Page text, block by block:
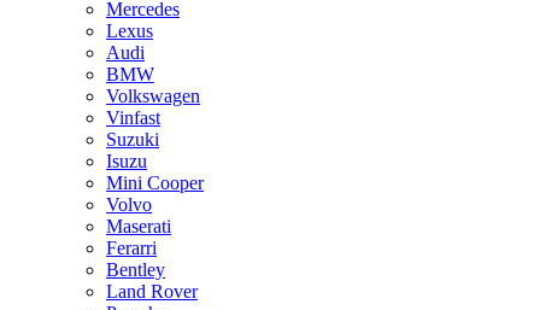
Mercedes
Lexus
Audi
BMW
Volkswagen
Vinfast
Suzuki
Isuzu
Mini Cooper
Volvo
Maserati
Ferarri
Bentley
Land Rover